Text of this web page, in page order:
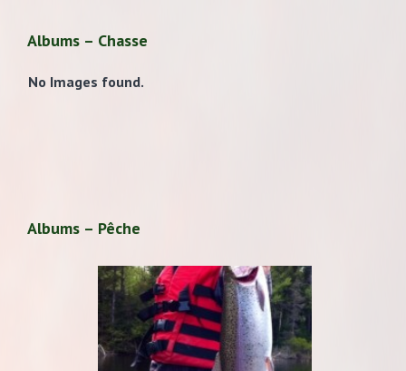
Albums – Chasse
No Images found.
Albums – Pêche